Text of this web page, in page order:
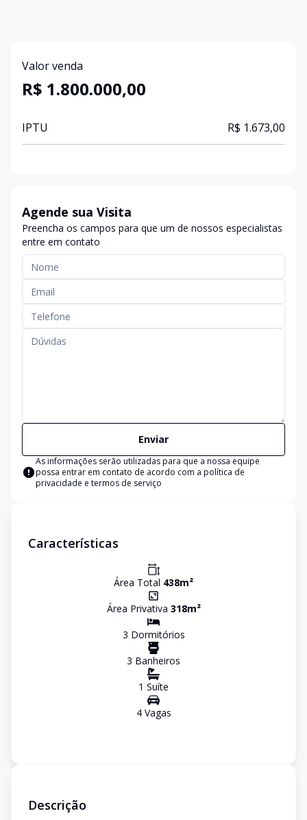
Valor venda
R$ 1.800.000,00
IPTU R$ 1.673,00
Agende sua Visita
Preencha os campos para que um de nossos especialistas
entre em contato
Enviar
As informações serão utilizadas para que a nossa equipe
possa entrar em contato de acordo com a política de
privacidade e termos de serviço
Características
Área Total 438m²
Área Privativa 318m²
3 Dormitórios
3 Banheiros
1 Suíte
4Vagas
Descrição